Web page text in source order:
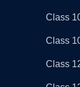
Class
Class
Class